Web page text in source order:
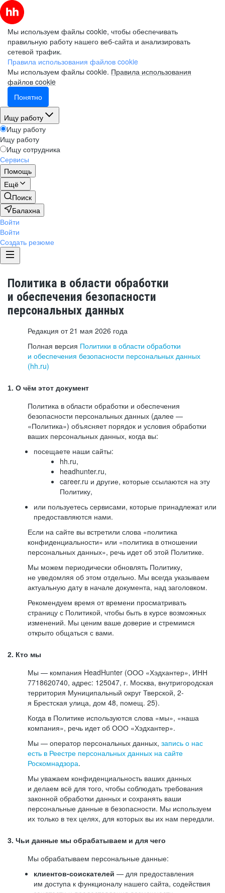
Мы используем файлы cookie, чтобы обеспечивать
правильную работу нашего веб-сайта и анализировать
сетевой трафик.
Правила использования файлов cookie
Мы используем файлы cookie. Правила использования
файлов cookie
Понятно
Ищу работу
Ищу работу
Ищу работу
Ищу сотрудника
Сервисы
Помощь
Ещё
Поиск
Балахна
Войти
Войти
Создать резюме
Политика в области обработки
и обеспечения безопасности
персональных данных
Редакция от 21 мая 2026 года
Полная версия Политики в области обработки
и обеспечения безопасности персональных данных
(hh.ru)
1. О чём этот документ
Политика в области обработки и обеспечения
безопасности персональных данных (далее —
«Политика») объясняет порядок и условия обработки
ваших персональных данных, когда вы:
посещаете наши сайты:
hh.ru,
headhunter.ru,
career.ru и другие, которые ссылаются на эту
Политику,
или пользуетесь сервисами, которые принадлежат или
предоставляются нами.
Если на сайте вы встретили слова «политика
конфиденциальности» или «политика в отношении
персональных данных», речь идет об этой Политике.
Мы можем периодически обновлять Политику,
не уведомляя об этом отдельно. Мы всегда указываем
актуальную дату в начале документа, над заголовком.
Рекомендуем время от времени просматривать
страницу с Политикой, чтобы быть в курсе возможных
изменений. Мы ценим ваше доверие и стремимся
открыто общаться с вами.
2. Кто мы
Мы — компания HeadHunter (ООО «Хэдхантер», ИНН
7718620740, адрес: 125047, г. Москва, внутригородская
территория Муниципальный округ Тверской, 2-
я Брестская улица, дом 48, помещ. 25).
Когда в Политике используются слова «мы», «наша
компания», речь идет об ООО «Хэдхантер».
Мы — оператор персональных данных, запись о нас
есть в Реестре персональных данных на сайте
Роскомнадзора.
Мы уважаем конфиденциальность ваших данных
и делаем всё для того, чтобы соблюдать требования
законной обработки данных и сохранять ваши
персональные данные в безопасности. Мы используем
их только в тех целях, для которых вы их нам передали.
3. Чьи данные мы обрабатываем и для чего
Мы обрабатываем персональные данные:
клиентов-соискателей — для предоставления
им доступа к функционалу нашего сайта, содействия